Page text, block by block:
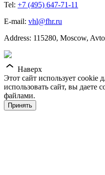
Tel: +7 (495) 647-71-11
E-mail: vhl@fhr.ru
Address: 115280, Moscow,
Наверх
Этот сайт использует cookie
использовать сайт, вы даете
файлами.
Принять